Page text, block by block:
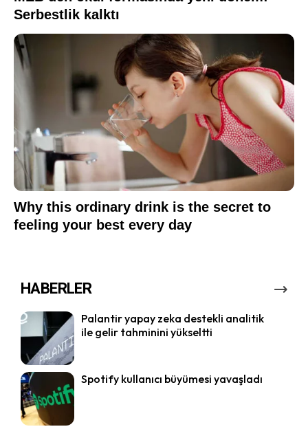
HABERLER
Palantir yapay zeka destekli analitik
ile gelir tahminini yükseltti
Spotify kullanıcı büyümesi yavaşladı